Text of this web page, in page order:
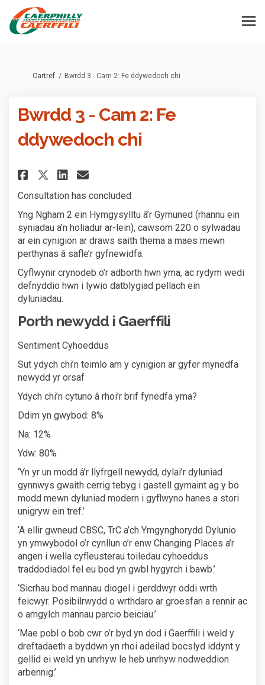
Rydych yma:
Cartref Bwrdd 3 - Cam 2: Fe ddywedoch chi
Bwrdd 3 - Cam 2: Fe
ddywedoch chi
Rhannu Bwrdd 3 - Cam 2: Fe
Rhannu Bwrdd 3 - Cam 2: Fe
Rhannu Bwrdd 3 - Cam 2:
E-bost Bwrdd 3 - Cam 2:
Consultation has concluded
Yng Ngham 2 ein Hymgysylltu â’r Gymuned (rhannu ein
syniadau a’n holiadur ar-lein), cawsom 220 o sylwadau
ar ein cynigion ar draws saith thema a maes mewn
perthynas â safle’r gyfnewidfa.
Cyflwynir crynodeb o’r adborth hwn yma, ac rydym wedi
defnyddio hwn i lywio datblygiad pellach ein
dyluniadau.
Porth newydd i Gaerffili
Sentiment Cyhoeddus
Sut ydych chi’n teimlo am y cynigion ar gyfer mynedfa
newydd yr orsaf
Ydych chi’n cytuno â rhoi’r brif fynedfa yma?
Ddim yn gwybod: 8%
Na: 12%
Ydw: 80%
‘Yn yr un modd â’r llyfrgell newydd, dylai’r dyluniad
gynnwys gwaith cerrig tebyg i gastell gymaint ag y bo
modd mewn dyluniad modern i gyflwyno hanes a stori
unigryw ein tref.’
‘A ellir gwneud CBSC, TrC a’ch Ymgynghorydd Dylunio
yn ymwybodol o’r cynllun o’r enw Changing Places a’r
angen i wella cyfleusterau toiledau cyhoeddus
traddodiadol fel eu bod yn gwbl hygyrch i bawb.’
‘Sicrhau bod mannau diogel i gerddwyr oddi wrth
feicwyr. Posibilrwydd o wrthdaro ar groesfan a rennir ac
o amgylch mannau parcio beiciau.’
‘Mae pobl o bob cwr o’r byd yn dod i Gaerffili i weld y
dreftadaeth a byddwn yn rhoi adeilad bocslyd iddynt y
gellid ei weld yn unrhyw le heb unrhyw nodweddion
arbennig.’